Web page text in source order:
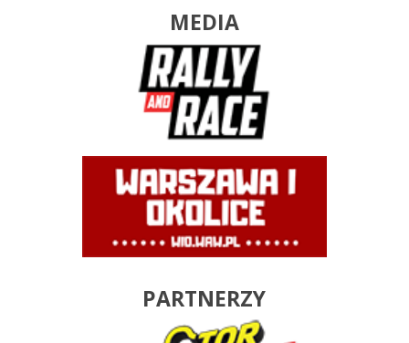
MEDIA
PARTNERZY